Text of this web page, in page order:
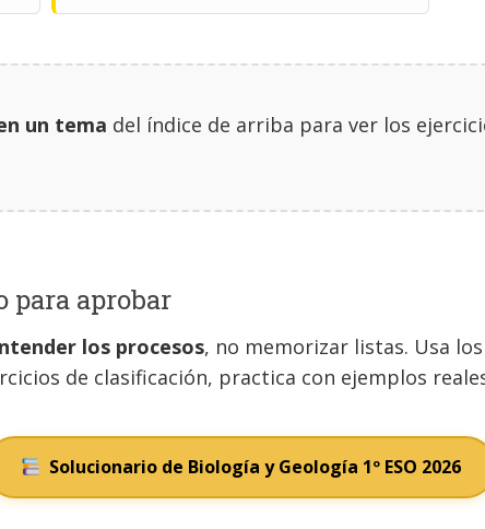
un tema del índice de arriba para ver los
para aprobar
los procesos, no memorizar listas. Usa
de clasificación, practica con ejemplos
Solucionario de Biología y Geología 1º ESO 2026